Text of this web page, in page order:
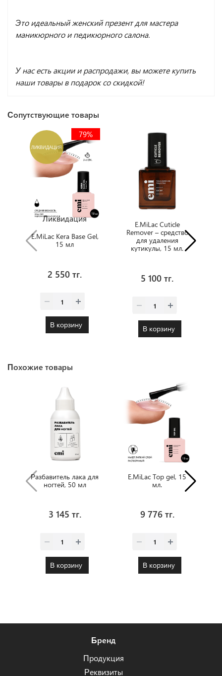
Это идеальный женский презент для мастера
маникюрного и педикюрного салона.
У нас есть акции и распродажи, вы можете купить
наши товары в подарок со скидкой!
Сопутствующие товары
Ликвидация
ЛИКВИДАЦИЯ
79%
E.MiLac Kera Base Gel,
15 мл
2 550 тг.
В корзину
E.MiLac Cuticle
Remover – средство
для удаления
кутикулы, 15 мл.
5 100 тг.
В корзину
Похожие товары
Разбавитель лака для
ногтей, 50 мл
3 145 тг.
В корзину
E.MiLac Top gel, 15
мл.
9 776 тг.
В корзину
Бренд
Продукция
Реквизиты